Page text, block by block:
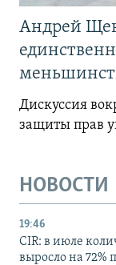
Андрей
Дискуссия
защиты прав
НОВОСТИ
19:46
CIR: в июле
выросло на